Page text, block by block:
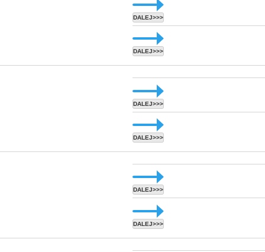
DALEJ>>>
DALEJ>>>
DALEJ>>>
DALEJ>>>
DALEJ>>>
DALEJ>>>